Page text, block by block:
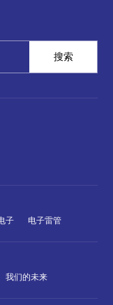
子 电子雷管
我们的未来